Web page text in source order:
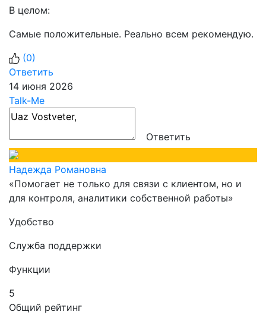
В целом:
Самые положительные. Реально всем рекомендую.
(0)
Ответить
14 июня 2026
Talk-Me
Ответить
Надежда Романовна
«Помогает не только для связи с клиентом, но и
для контроля, аналитики собственной работы»
Удобство
Служба поддержки
Функции
5
Общий рейтинг